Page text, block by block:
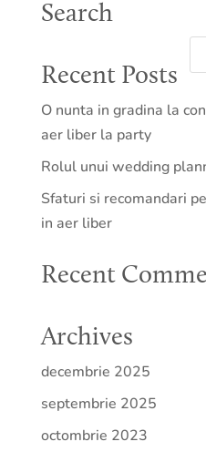
Search
Recent Posts
O nunta in gradina la
aer liber la party
Rolul unui wedding
Sfaturi si recomandari
in aer liber
Recent
Archives
decembrie 2025
septembrie 2025
octombrie 2023